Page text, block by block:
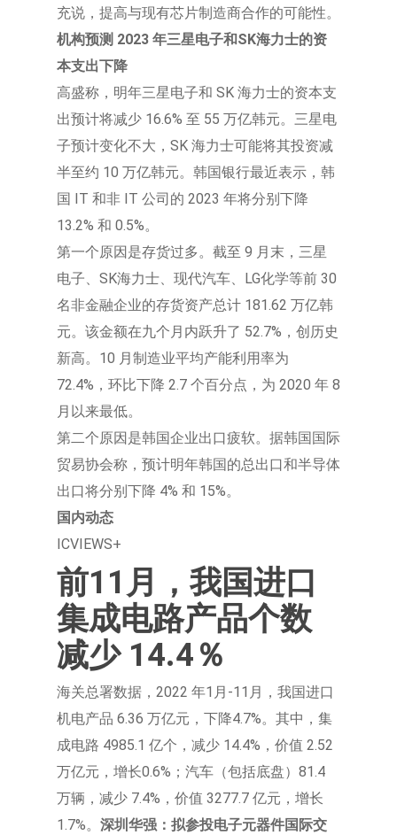
充说，提高与现有芯片制造商合作的可能性。
机构预测 2023 年三星电子和SK海力士的资
本支出下降
高盛称，明年三星电子和 SK 海力士的资本支
出预计将减少 16.6% 至 55 万亿韩元。三星电
子预计变化不大，SK 海力士可能将其投资减
半至约 10 万亿韩元。韩国银行最近表示，韩
国 IT 和非 IT 公司的 2023 年将分别下降
13.2% 和 0.5%。
第一个原因是存货过多。截至 9 月末，三星
电子、SK海力士、现代汽车、LG化学等前 30
名非金融企业的存货资产总计 181.62 万亿韩
元。该金额在九个月内跃升了 52.7%，创历史
新高。10 月制造业平均产能利用率为
72.4%，环比下降 2.7 个百分点，为 2020 年 8
月以来最低。
第二个原因是韩国企业出口疲软。据韩国国际
贸易协会称，预计明年韩国的总出口和半导体
出口将分别下降 4% 和 15%。
国内动态
ICVIEWS+
前11月，我国进口
集成电路产品个数
减少 14.4％
海关总署数据，2022 年1月-11月，我国进口
机电产品 6.36 万亿元，下降4.7%。其中，集
成电路 4985.1 亿个，减少 14.4%，价值 2.52
万亿元，增长0.6%；汽车（包括底盘）81.4
万辆，减少 7.4%，价值 3277.7 亿元，增长
1.7%。 深圳华强：拟参投电子元器件国际交